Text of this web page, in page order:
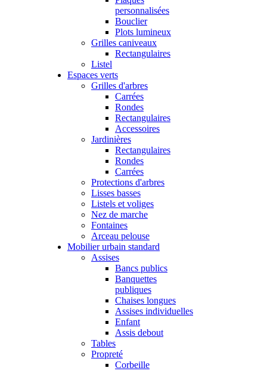
personnalisées
Bouclier
Plots lumineux
Grilles caniveaux
Rectangulaires
Listel
Espaces verts
Grilles d'arbres
Carrées
Rondes
Rectangulaires
Accessoires
Jardinières
Rectangulaires
Rondes
Carrées
Protections d'arbres
Lisses basses
Listels et voliges
Nez de marche
Fontaines
Arceau pelouse
Mobilier urbain standard
Assises
Bancs publics
Banquettes
publiques
Chaises longues
Assises individuelles
Enfant
Assis debout
Tables
Propreté
Corbeille